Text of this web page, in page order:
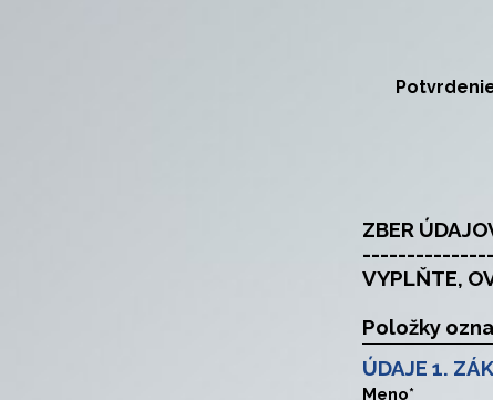
VYPLŇTE,
ÚDAJE 1.
Meno*